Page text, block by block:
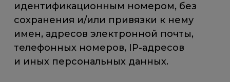
идентификационным номером, без
сохранения и/или привязки к нему
имен, адресов электронной почты,
телефонных номеров, IP-адресов
и иных персональных данных.